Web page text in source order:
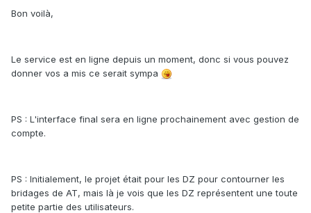
Bon voilà,
Le service est en ligne depuis un moment, donc si vous pouvez
donner vos a mis ce serait sympa
PS : L'interface final sera en ligne prochainement avec gestion de
compte.
PS : Initialement, le projet était pour les DZ pour contourner les
bridages de AT, mais là je vois que les DZ représentent une toute
petite partie des utilisateurs.